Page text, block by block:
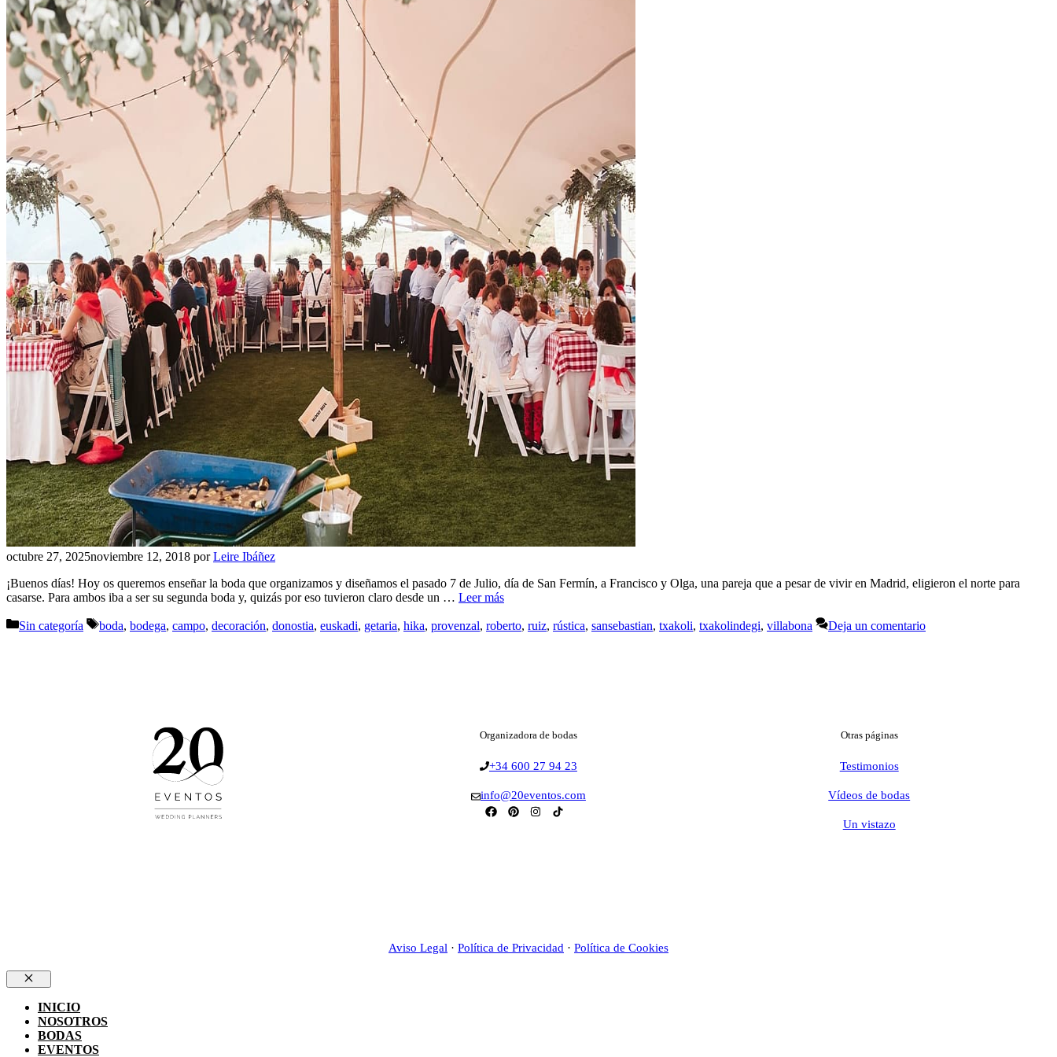
octubre 27, 2025noviembre 12, 2018 porLeire Ibáñez
¡Buenos días! Hoy os queremos enseñar la boda que organizamos y diseñamos el pasado 7 de Julio, día de San Fermín, a Francisco y Olga, una pareja que a pesar de vivir en Madrid, eligieron el norte para
casarse. Para ambos iba a ser su segunda boda y, quizás por eso tuvieron claro desde un … Leer más
Categorías
Sin categoría Etiquetas
boda, bodega, campo, decoración, donostia, euskadi, getaria, hika, provenzal, roberto, ruiz, rústica, sansebastian, txakoli, txakolindegi, villabona Deja un comentario
Organizadora de bodas
+34 600 27 94 23
info@20eventos.com
Otras páginas
Testimonios
Vídeos de bodas
Un vistazo
Aviso Legal · Política de Privacidad · Política de Cookies
Cerrar
INICIO
NOSOTROS
BODAS
EVENTOS